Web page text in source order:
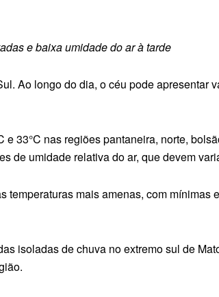
e baixa umidade do ar à tarde
Ao longo do dia, o céu pode apresentar
33°C nas regiões pantaneira, norte,
de umidade relativa do ar, que devem
mais amenas, com mínimas
isoladas de chuva no extremo sul de